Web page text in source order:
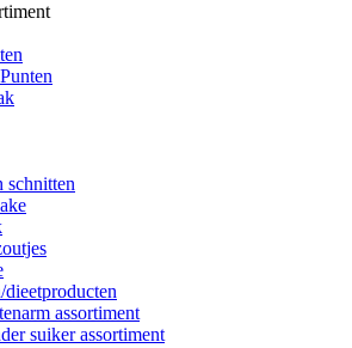
schnitten
assortiment
suiker assortiment